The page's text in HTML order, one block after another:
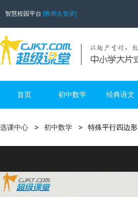
智慧校园平台 [教师去登录]
首页 初中数学 经典语文
选课中心 初中数学 特殊平行四边形